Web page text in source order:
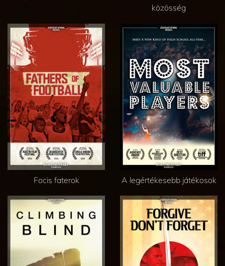
közösség
Focis faterok A legértékesebb játékosok